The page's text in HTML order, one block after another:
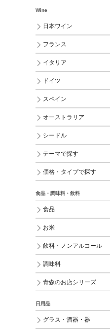
Wine
日本ワイン
フランス
イタリア
ドイツ
スペイン
オーストラリア
シードル
テーマで探す
価格・タイプで探す
食品・調味料・飲料
食品
お米
飲料・ノンアルコール
調味料
青森のお店シリーズ
日用品
グラス・酒器・器